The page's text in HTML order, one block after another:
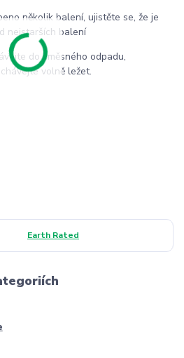
několik balení, ujistěte se, že je
nejstarších balení
do směsného odpadu,
volně ležet.
Earth Rated